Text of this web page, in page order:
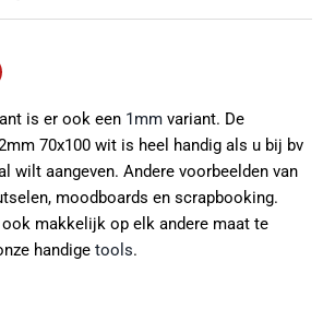
is er ook een 1mm variant. De
70x100 wit is heel handig als u bij bv
wilt aangeven. Andere voorbeelden van
moodboards en scrapbooking.
makkelijk op elk andere maat te
handige tools.